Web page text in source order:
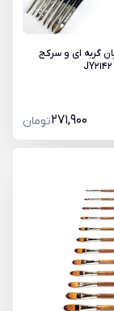
گربه ای و سرکج
271,900تومان